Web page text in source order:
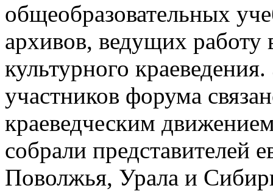
общеобразовательных
архивов, ведущих работу
культурного
участников форума
краеведческим
собрали представителей
Поволжья, Урала и